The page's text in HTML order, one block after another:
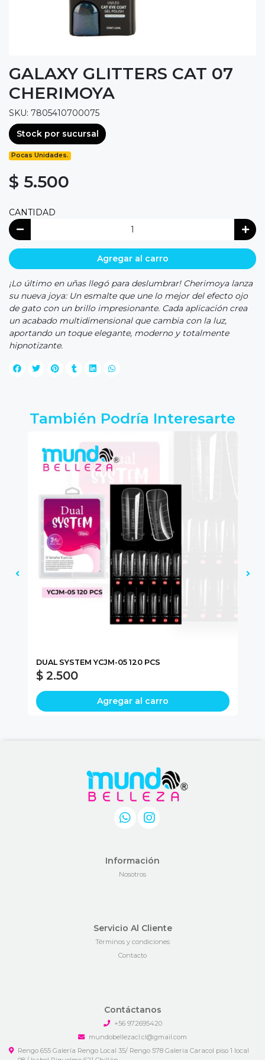
GALAXY GLITTERS CAT 07
CHERIMOYA
SKU: 7805410700075
Stock por sucursal
Pocas Unidades.
$ 5.500
CANTIDAD
Agregar al carro
¡Lo último en uñas llegó para deslumbrar! Cherimoya lanza
su nueva joya: Un esmalte que une lo mejor del efecto ojo
de gato con un brillo impresionante. Cada aplicación crea
un acabado multidimensional que cambia con la luz,
aportando un toque elegante, moderno y totalmente
hipnotizante.
También Podría Interesarte
DUAL SYSTEM YCJM-05 120 PCS
$ 2.500
Agregar al carro
Información
Nosotros
Servicio Al Cliente
Términos y condiciones
Contacto
Contáctanos
+56 972695420
mundobellezacl.cl@gmail.com
Rengo 655 Galería Rengo Local 35/ Rengo 578 Galeria Caracol piso 1 local